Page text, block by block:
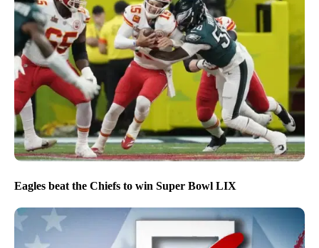
Eagles beat the Chiefs to win Super Bowl LIX